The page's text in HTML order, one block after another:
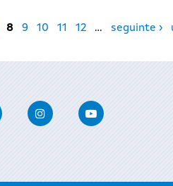
8 9 10 11 12 … seguinte ›
Twitter InstagramYoutube